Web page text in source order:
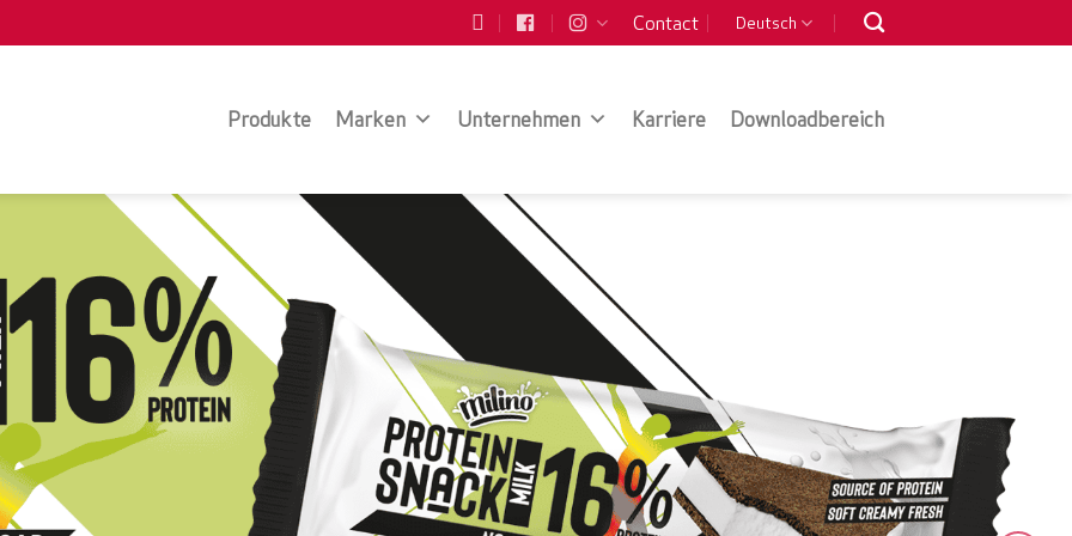
Contact Deutsch
Produkte Marken Unternehmen Karriere Downloadbereich